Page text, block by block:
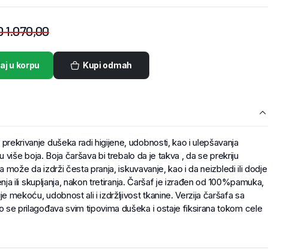
1.070,00
u korpu Kupi odmah
dušeka radi higijene, udobnosti, kao i ulepšavanja
više boja. Boja čaršava bi trebalo da je takva , da se prekriju
može da izdrži česta pranja, iskuvavanje, kao i da neizbledi ili dodje
ili skupljanja, nakon tretiranja. Čaršaf je izrađen od 100%pamuka,
mekoću, udobnost ali i izdržljivost tkanine. Verzija čaršafa sa
se prilagođava svim tipovima dušeka i ostaje fiksirana tokom cele